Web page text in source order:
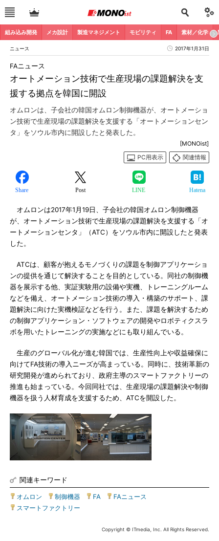
組み込み開発 メカ設計 製造マネジメント モビリティ FA 素材／化学
ニュース 2017年1月31日
オートメーション技術で生産現場の課題解決を支
援する拠点を韓国に開設
FAニュース
オムロンは、子会社の韓国オムロン制御機器が、オートメーショ
ン技術で生産現場の課題解決を支援する「オートメーションセン
タ」をソウル市内に開設したと発表した。
[MONOist]
PC用表示
関連情報
Share Post LINE Hatena
オムロンは2017年1月19日、子会社の韓国オムロン制御機器
が、オートメーション技術で生産現場の課題解決を支援する「オ
ートメーションセンタ」（ATC）をソウル市内に開設したと発表
した。
ATCは、顧客が抱えるモノづくりの課題を制御アプリケーショ
ンの提供を通じて解決することを目的としている。同社の制御機
器を展示する他、実証実験用の設備や実機、トレーニングルーム
などを備え、オートメーション技術の導入・構築のサポート、課
題解決に向けた実機検証などを行う。また、課題を解決するため
の制御アプリケーション・ソフトウェアの開発やロボティクスラ
ボを用いたトレーニングの実施などにも取り組んでいる。
生産のグローバル化が進む韓国では、生産性向上や収益確保に
向けてFA技術の導入ニーズが高まっている。同時に、技術革新の
研究開発が進められており、政府主導のスマートファクトリーの
推進も始まっている。今回同社では、生産現場の課題解決や制御
機器を扱う人材育成を支援するため、ATCを開設した。
関連キーワード
オムロン 制御機器 FA FAニュース
スマートファクトリー
Copyright © ITmedia, Inc. All Rights Reserved.